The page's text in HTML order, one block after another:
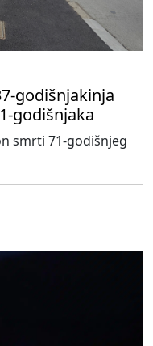
godišnjakinja
godišnjaka
smrti 71-godišnjeg